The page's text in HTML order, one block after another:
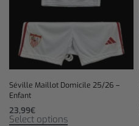
Séville Maillot Domicile 25/26 –
Enfant
23,99€
Select options